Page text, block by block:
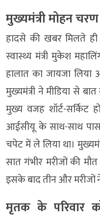
मुख्यमंत्री मोहन
हादसे की खबर मिलते
स्वास्थ्य मंत्री मुकेश
हालात का जायजा लिया
मुख्यमंत्री ने मीडिया से
मुख्य वजह शॉर्ट-सर्किट
आईसीयू के साथ-साथ
चपेट में ले लिया था।
सात गंभीर मरीजों की
इसके बाद तीन और मरीजों
मृतक के परिवार